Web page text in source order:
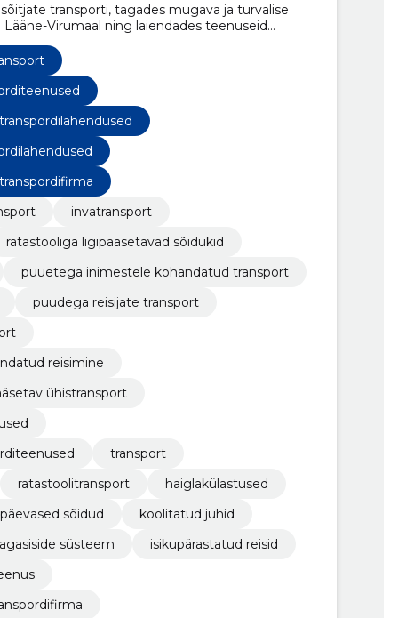
transporti, tagades mugava ja turvalise
Virumaal ning laiendades teenuseid
kogu Eesti.
invatransport
ratastooliga ligipääsetavad sõidukid
puuetega inimestele kohandatud transport
puudega reisijate transport
reisimine
ühistransport
transport
ratastoolitransport
haiglakülastused
sõidud
koolitatud juhid
süsteem
isikupärastatud reisid